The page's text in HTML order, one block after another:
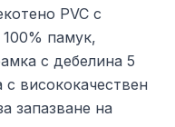
PVC с
памук,
с дебелина 5
висококачествен
запазване на